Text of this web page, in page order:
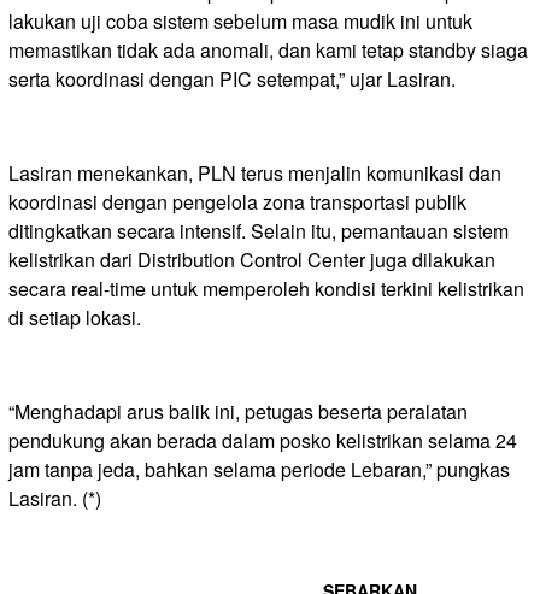
lakukan uji coba sistem sebelum masa mudik ini untuk
memastikan tidak ada anomali, dan kami tetap standby siaga
serta koordinasi dengan PIC setempat,” ujar Lasiran.
Lasiran menekankan, PLN terus menjalin komunikasi dan
koordinasi dengan pengelola zona transportasi publik
ditingkatkan secara intensif. Selain itu, pemantauan sistem
kelistrikan dari Distribution Control Center juga dilakukan
secara real-time untuk memperoleh kondisi terkini kelistrikan
di setiap lokasi.
“Menghadapi arus balik ini, petugas beserta peralatan
pendukung akan berada dalam posko kelistrikan selama 24
jam tanpa jeda, bahkan selama periode Lebaran,” pungkas
Lasiran. (*)